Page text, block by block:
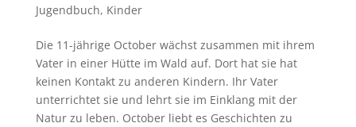
Jugendbuch, Kinder
Die 11-jährige October wächst zusammen mit ihrem
Vater in einer Hütte im Wald auf. Dort hat sie hat
keinen Kontakt zu anderen Kindern. Ihr Vater
unterrichtet sie und lehrt sie im Einklang mit der
Natur zu leben. October liebt es Geschichten zu